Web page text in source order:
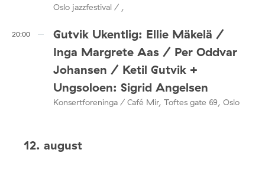
Oslo jazzfestival / ,
20:00
Gutvik Ukentlig: Ellie Mäkelä /
Inga Margrete Aas / Per Oddvar
Johansen / Ketil Gutvik +
Ungsoloen: Sigrid Angelsen
Konsertforeninga / Café Mir, Toftes gate 69, Oslo
12. august